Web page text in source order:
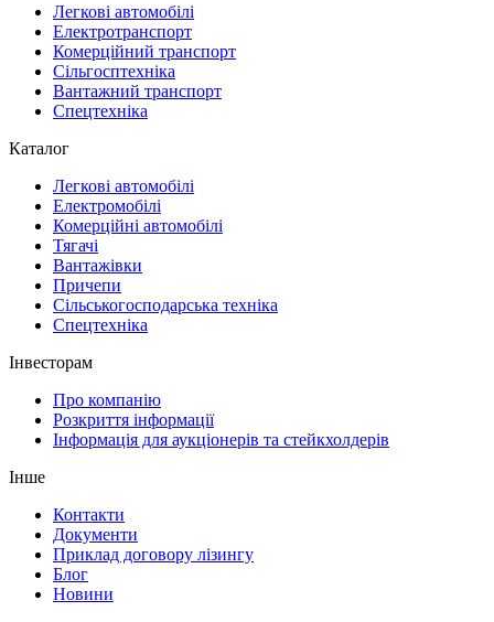
Легкові автомобілі
Електротранспорт
Комерційний транспорт
Сільгосптехніка
Вантажний транспорт
Спецтехніка
Каталог
Легкові автомобілі
Електромобілі
Комерційні автомобілі
Тягачі
Вантажівки
Причепи
Сільськогосподарська техніка
Спецтехніка
Інвесторам
Про компанію
Розкриття інформації
Інформація для аукціонерів та стейкхолдерів
Інше
Контакти
Документи
Приклад договору лізингу
Блог
Новини